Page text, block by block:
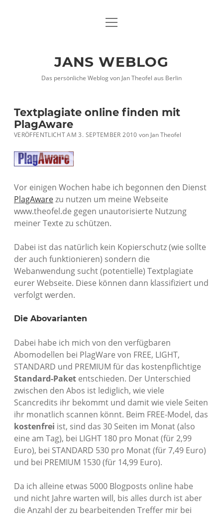
DATENSCHUTZHINWEISE
twitterfacebook
xing
Menü
JANS WEBLOG
Das persönliche Weblog von Jan Theofel aus Berlin
Textplagiate online finden mit
PlagAware
VERÖFFENTLICHT AM 3. SEPTEMBER 2010 vonJan Theofel
Vor einigen Wochen habe ich begonnen den Dienst
PlagAwarezu nutzen um meine Webseite
www.theofel.de gegen unautorisierte Nutzung
meiner Texte zu schützen.
Dabei ist das natürlich kein Kopierschutz (wie sollte
der auch funktionieren) sondern die
Webanwendung sucht (potentielle) Textplagiate
eurer Webseite. Diese können dann klassifiziert und
verfolgt werden.
Die Abovarianten
Dabei habe ich mich von den verfügbaren
Abomodellen bei PlagWare von FREE, LIGHT,
STANDARD und PREMIUM für das kostenpflichtige
Standard-Paket entschieden. Der Unterschied
zwischen den Abos ist lediglich, wie viele
Scancredits ihr bekommt und damit wie viele Seiten
ihr monatlich scannen könnt. Beim FREE-Model, das
kostenfrei ist, sind das 30 Seiten im Monat (also
eine am Tag), bei LIGHT 180 pro Monat (für 2,99
Euro), bei STANDARD 530 pro Monat (für 7,49 Euro)
und bei PREMIUM 1530 (für 14,99 Euro).
Da ich alleine etwas 5000 Blogposts online habe
und nicht Jahre warten will, bis alles durch ist aber
die Anzahl der zu bearbeitenden Treffer mir bei